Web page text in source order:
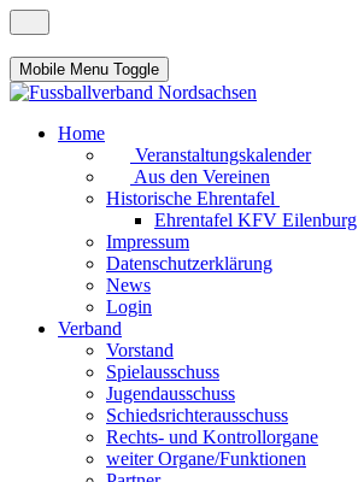
Mobile Menu Toggle
Home
Veranstaltungskalender
Aus den Vereinen
Historische Ehrentafel
Ehrentafel KFV Eilenburg
Impressum
Datenschutzerklärung
News
Login
Verband
Vorstand
Spielausschuss
Jugendausschuss
Schiedsrichterausschuss
Rechts- und Kontrollorgane
weiter Organe/Funktionen